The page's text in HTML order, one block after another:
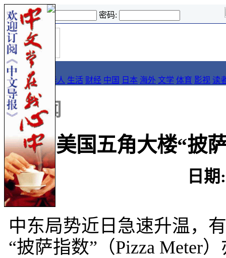
登录名: 密码:
首
页
导报
要闻 论坛 华人 生活 财经 中国 日本 海外 文学 体育 影视 读
:: 新闻
美国五角大楼“披
日期:
中东局势近日急速升温，
“披萨指数”（Pizza Meter